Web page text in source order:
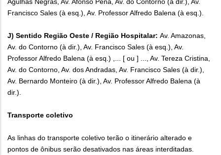
Agulhas Negras, Av. Afonso Pena, Av. do Contorno (à dir.), Av.
Francisco Sales (à esq.), Av. Professor Alfredo Balena (à esq.).
J) Sentido Região Oeste / Região Hospitalar: Av. Amazonas,
Av. do Contorno (à dir.), Av. Francisco Sales (à esq.), Av.
Professor Alfredo Balena (à esq.) ,... [ ou ] ..., Av. Tereza Cristina,
Av. do Contorno, Av. dos Andradas, Av. Francisco Sales (à dir.),
Av. Bernardo Monteiro (à dir.), Av. Professor Alfredo Balena (à
dir.).
Transporte coletivo
As linhas do transporte coletivo terão o itinerário alterado e
pontos de ônibus serão desativados nas áreas interditadas.